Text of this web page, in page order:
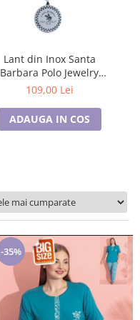
Lant din Inox Santa
Barbara Polo Jewelry
Barbati SBJ.15.20005-3
109,00 Lei
ADAUGA IN COS
-35%